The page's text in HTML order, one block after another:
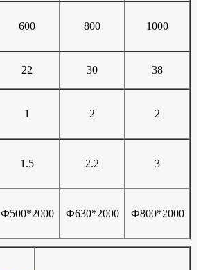
600 800 1000
22 30 38
1 2 2
1.5 2.2 3
Ф500*2000 Ф630*2000 Ф800*2000